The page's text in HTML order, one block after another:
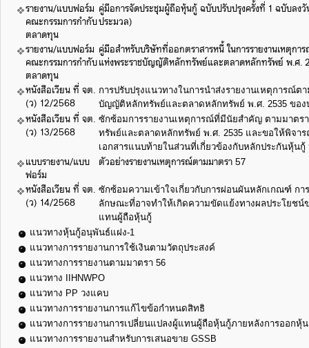
รายงาน/แบบฟอร์ม
คณะกรรมการกำกับ
ตลาดทุน
คู่มือการจัดประชุมผู้ถือหุ้นกู้ ฉบับปรับปรุงครั้งที่ 1 ฉบับล
ประมวล)
รายงาน/แบบฟอร์ม
คณะกรรมการกำกับ
ตลาดทุน
คู่มือสำหรับบริษัทที่ออกตราสารหนี้ ในการรายงานเหตุก
แห่งพระราชบัญญัติหลักทรัพย์และตลาดหลักทรัพย์ พ.ศ.
หนังสือเวียน ที่ จต.
(ว) 12/2568
การปรับปรุงแนวทางในการนำส่งรายงานเหตุการณ์ต
บัญญัติหลักทรัพย์และตลาดหลักทรัพย์ พ.ศ. 2535 ขอ
หนังสือเวียน ที่ จต.
(ว) 13/2568
ซักซ้อมการรายงานเหตุการณ์ที่มีนัยสำคัญ ตามมาตร
ทรัพย์และตลาดหลักทรัพย์ พ.ศ. 2535 และขอให้พิจา
เอกสารแนบท้ายในส่วนที่เกี่ยวข้องกับหลักประกันหุ้น
แบบรายงาน/แบบ
ฟอร์ม
ตัวอย่างรายงานเหตุการณ์ตามมาตรา 57
หนังสือเวียน ที่ จต.
(ว) 14/2568
ซักซ้อมความเข้าใจเกี่ยวกับการผ่อนผันหลักเกณฑ์ ก
ลักษณะที่อาจทำให้เกิดความขัดแย้งทางผลประโยช
แทนผู้ถือหุ้นกู้
แนวทางหุ้นกู้อนุพันธ์แฝง-1
แนวทางการรายงานการใช้เงินตามวัตถุประสงค์
แนวทางการรายงานตามมาตรา 56
แนวทาง IIHNWPO
แนวทาง PP วงแคบ
แนวทางการรายงานการแก้ไขข้อกำหนดสิทธิ
แนวทางการรายงานการเปลี่ยนแปลงผู้แทนผู้ถือหุ้นกู้ภายหลังการออกหุ้
แนวทางการรายงานสำหรับการเสนอขาย GSSB